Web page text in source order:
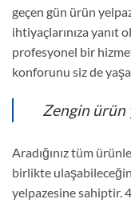
geçen gün ürün
ihtiyaçlarınıza yanıt
profesyonel bir
konforunu siz de
Zengin ürün
Aradığınız tüm
birlikte
yelpazesine sahiptir.